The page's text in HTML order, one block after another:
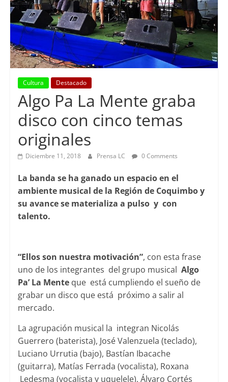
Cultura Destacado
Algo Pa La Mente graba
disco con cinco temas
originales
Diciembre 11, 2018 Prensa LC 0 Comments
La banda se ha ganado un espacio en el
ambiente musical de la Región de Coquimbo y
su avance se materializa a pulso y con
talento.
“Ellos son nuestra motivación”, con esta frase
uno de los integrantes del grupo musical Algo
Pa’ La Menteque está cumpliendo el sueño de
grabar un disco que está próximo a salir al
mercado.
La agrupación musical la integran Nicolás
Guerrero (baterista), José Valenzuela (teclado),
Luciano Urrutia (bajo), Bastían Ibacache
(guitarra), Matías Ferrada (vocalista), Roxana
Ledesma (vocalista y uquelele), Álvaro Cortés